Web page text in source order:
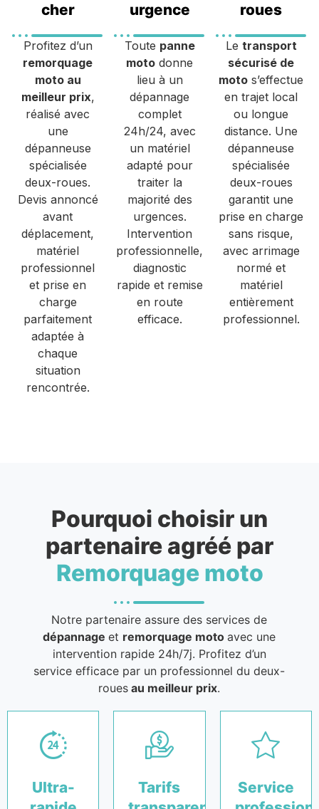
cher
Profitez d’un
remorquage
moto au
meilleur prix,
réalisé avec
une
dépanneuse
spécialisée
deux-roues.
Devis annoncé
avant
déplacement,
matériel
professionnel
et prise en
charge
parfaitement
adaptée à
chaque
situation
rencontrée.
urgence
Toute panne
moto donne
lieu à un
dépannage
complet
24h/24, avec
un matériel
adapté pour
traiter la
majorité des
urgences.
Intervention
professionnelle,
diagnostic
rapide et remise
en route
efficace.
roues
Le transport
sécurisé de
moto s’effectue
en trajet local
ou longue
distance. Une
dépanneuse
spécialisée
deux-roues
garantit une
prise en charge
sans risque,
avec arrimage
normé et
matériel
entièrement
professionnel.
Pourquoi choisir un
partenaire agréé par
Remorquage moto
Notre partenaire assure des services de
dépannageet remorquage motoavec une
intervention rapide 24h/7j. Profitez d’un
service efficace par un professionnel du deux-
roues au meilleur prix.
Ultra-
Tarifs
Service